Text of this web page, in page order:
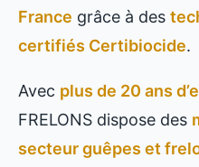
France grâce à des
certifiés Certibiocide.
Avec plus de 20 ans
FRELONS dispose des
secteur guêpes et